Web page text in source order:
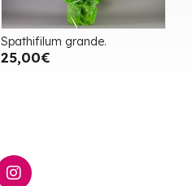
Spathifilum grande.
25,00€